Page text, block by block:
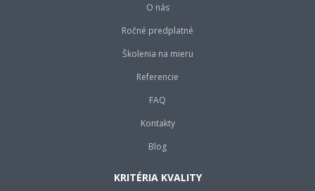
O nás
Ročné predplatné
Školenia na mieru
Referencie
FAQ
Kontakty
Blog
KRITÉRIA KVALITY